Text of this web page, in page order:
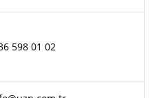
598 01 02